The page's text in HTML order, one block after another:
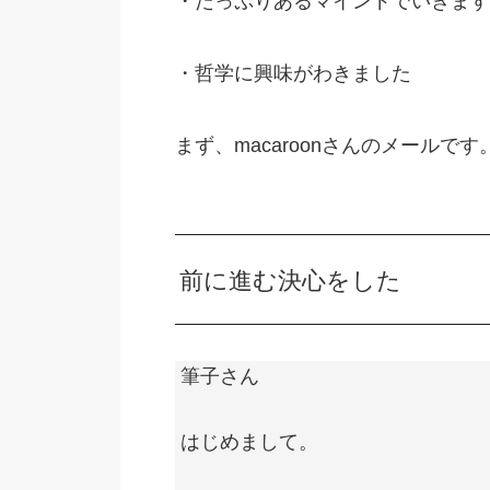
・哲学に興味がわきました
まず、macaroonさんのメールです
前に進む決心をした
筆子さん
はじめまして。